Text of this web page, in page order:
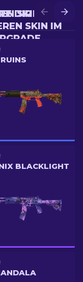
DIR EINEN
SKIN IM
SKIN IM
BLACKLIGHT